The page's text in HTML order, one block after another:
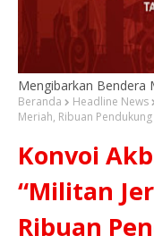
Mengibarkan Bendera
Beranda Headline News
Meriah, Ribuan
Konvoi
“Militan
Ribuan